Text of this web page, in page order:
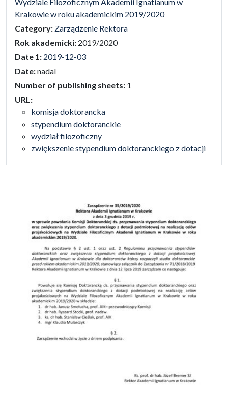
Krakowie w roku akademickim 2019/2020
Category: Zarządzenie Rektora
Rok akademicki: 2019/2020
Date 1: 2019-12-03
Date:nadal
Number of publishing sheets: 1
URL:
komisja doktorancka
stypendium doktoranckie
wydział filozoficzny
zwiększenie stypendium doktoranckiego z dotacji